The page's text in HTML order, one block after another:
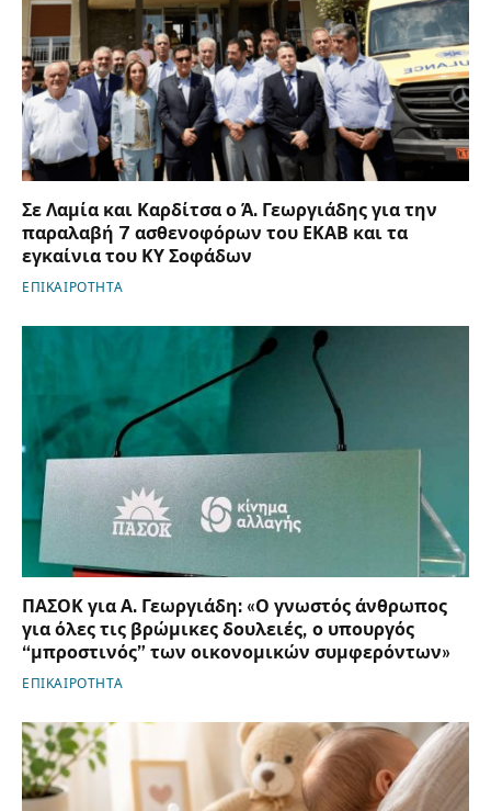
Σε Λαμία και Καρδίτσα ο Ά. Γεωργιάδης για την
παραλαβή 7 ασθενοφόρων του ΕΚΑΒ και τα
εγκαίνια του ΚΥ Σοφάδων
ΕΠΙΚΑΙΡΟΤΗΤΑ
ΠΑΣΟΚ για Α. Γεωργιάδη: «Ο γνωστός άνθρωπος
για όλες τις βρώμικες δουλειές, ο υπουργός
“μπροστινός” των οικονομικών συμφερόντων»
ΕΠΙΚΑΙΡΟΤΗΤΑ